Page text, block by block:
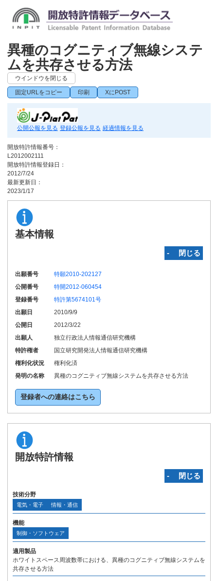
異種のコグニティブ無線システ
ムを共存させる方法
ウインドウを閉じる
固定URLをコピー 印刷 XにPOST
公開公報を見る 登録公報を見る 経過情報を見る
開放特許情報番号：
L2012002111
開放特許情報登録日：
2012/7/24
最新更新日：
2023/1/17
基本情報
‐ 閉じる
出願番号
特願2010-202127
公開番号
特開2012-060454
登録番号
特許第5674101号
出願日
2010/9/9
公開日
2012/3/22
出願人
独立行政法人情報通信研究機構
特許権者
国立研究開発法人情報通信研究機構
権利化状況
権利化済
発明の名称
異種のコグニティブ無線システムを共存させる方法
登録者への連絡はこちら
開放特許情報
‐ 閉じる
技術分野
電気・電子 情報・通信
機能
制御・ソフトウェア
適用製品
ホワイトスペース周波数帯における、異種のコグニティブ無線システムを
共存させる方法